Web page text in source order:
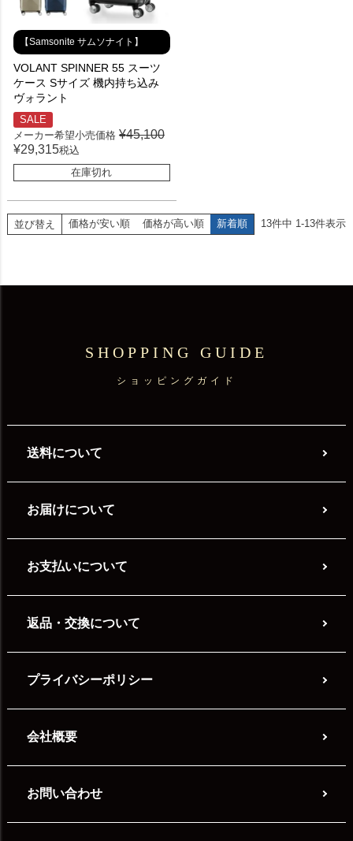
【Samsonite サムソナイト】
VOLANT SPINNER 55 スーツ
ケース Sサイズ 機内持ち込み
ヴォラント
SALE
メーカー希望小売価格 ¥45,100
¥29,315税込
在庫切れ
並び替え 価格が安い順 価格が高い順 新着順 13件中 1-13件表示
SHOPPING GUIDE
ショッピングガイド
送料について
お届けについて
お支払いについて
返品・交換について
プライバシーポリシー
会社概要
お問い合わせ